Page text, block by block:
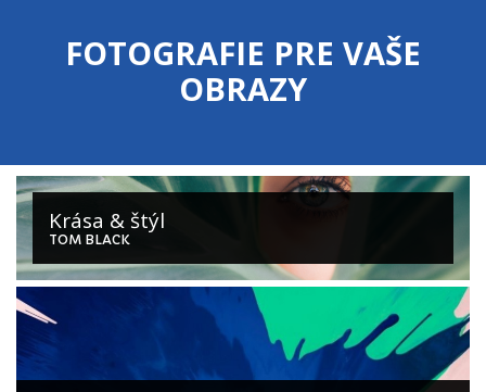
FOTOGRAFIE PRE VAŠE
OBRAZY
Krása & štýl
TOM BLACK